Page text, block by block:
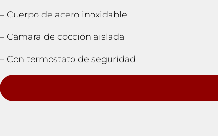
– Cuerpo de acero inoxidable
– Cámara de cocción aislada
– Con termostato de seguridad